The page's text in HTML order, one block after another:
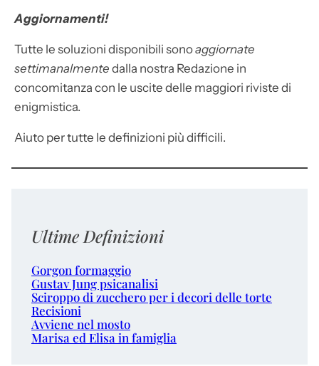
Aggiornamenti!
Tutte le soluzioni disponibili sonoaggiornate
settimanalmente dalla nostra Redazione in
concomitanza con le uscite delle maggiori riviste di
enigmistica.
Aiuto per tutte le definizioni più difficili.
Ultime Definizioni
Gorgon formaggio
Gustav Jung psicanalisi
Sciroppo di zucchero per i decori delle torte
Recisioni
Avviene nel mosto
Marisa ed Elisa in famiglia